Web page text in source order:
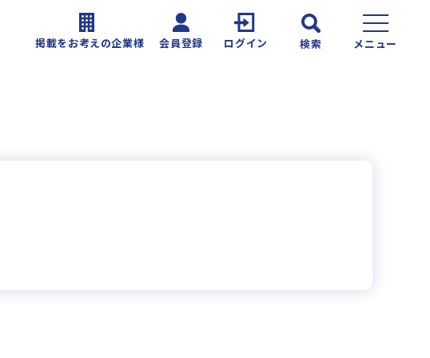
掲載をお考えの企業様 会員登録 ログイン 検索 メニュー